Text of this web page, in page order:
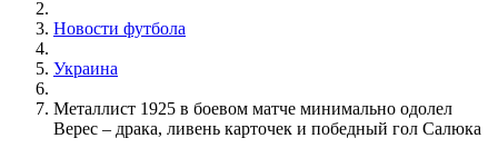
Новости футбола
Украина
Металлист 1925 в боевом матче минимально одолел
Верес – драка, ливень карточек и победный гол Салюка